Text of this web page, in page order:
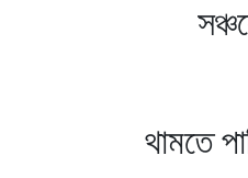
ততই
থামতে